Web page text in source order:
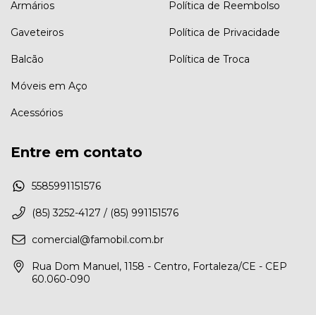
Armários
Gaveteiros
Balcão
Móveis em Aço
Acessórios
Política de Reembolso
Política de Privacidade
Política de Troca
Entre em contato
5585991151576
(85) 3252-4127 / (85) 991151576
comercial@famobil.com.br
Rua Dom Manuel, 1158 - Centro, Fortaleza/CE - CEP
60.060-090